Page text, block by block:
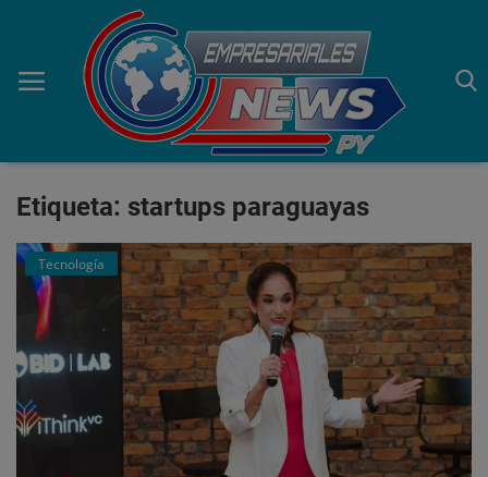
Inicio
Economía
Negocios
Tecnología
Marketing
Etiqueta: startups paraguayas
Tecnología